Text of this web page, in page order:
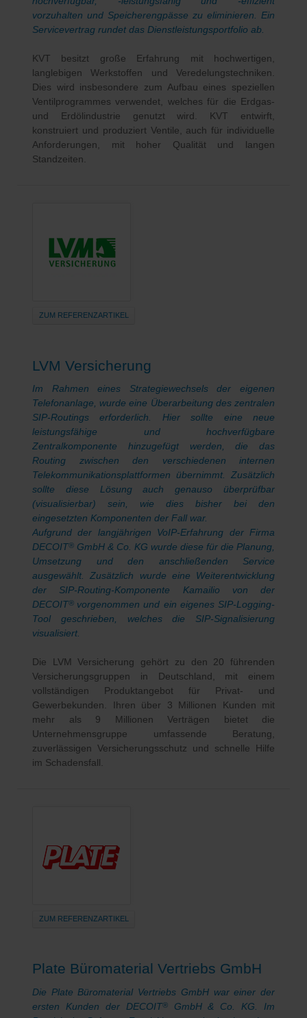
vorzuhalten und Speicherengpässe zu eliminieren. Ein
Servicevertrag rundet das Dienstleistungsportfolio ab.
KVT besitzt große Erfahrung mit hochwertigen,
langlebigen Werkstoffen und Veredelungstechniken.
Dies wird insbesondere zum Aufbau eines speziellen
Ventilprogrammes verwendet, welches für die Erdgas-
und Erdölindustrie genutzt wird. KVT entwirft,
konstruiert und produziert Ventile, auch für individuelle
Anforderungen, mit hoher Qualität und langen
Standzeiten.
ZUM REFERENZARTIKEL
LVM Versicherung
Im Rahmen eines Strategiewechsels der eigenen
Telefonanlage, wurde eine Überarbeitung des zentralen
SIP-Routings erforderlich. Hier sollte eine neue
leistungsfähige und hochverfügbare
Zentralkomponente hinzugefügt werden, die das
Routing zwischen den verschiedenen internen
Telekommunikationsplattformen übernimmt. Zusätzlich
sollte diese Lösung auch genauso überprüfbar
(visualisierbar) sein, wie dies bisher bei den
eingesetzten Komponenten der Fall war.
Aufgrund der langjährigen VoIP-Erfahrung der Firma
DECOIT® GmbH & Co. KG wurde diese für die Planung,
Umsetzung und den anschließenden Service
ausgewählt. Zusätzlich wurde eine Weiterentwicklung
der SIP-Routing-Komponente Kamailio von der
DECOIT® vorgenommen und ein eigenes SIP-Logging-
Tool geschrieben, welches die SIP-Signalisierung
visualisiert.
Die LVM Versicherung gehört zu den 20 führenden
Versicherungsgruppen in Deutschland, mit einem
vollständigen Produktangebot für Privat- und
Gewerbekunden. Ihren über 3 Millionen Kunden mit
mehr als 9 Millionen Verträgen bietet die
Unternehmensgruppe umfassende Beratung,
zuverlässigen Versicherungsschutz und schnelle Hilfe
im Schadensfall.
ZUM REFERENZARTIKEL
Plate Büromaterial Vertriebs GmbH
Die Plate Büromaterial Vertriebs GmbH war einer der
ersten Kunden der DECOIT®GmbH & Co. KG. Im